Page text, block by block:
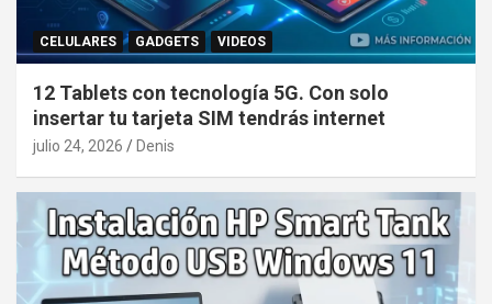
CELULARES GADGETS VIDEOS
12 Tablets con tecnología 5G. Con solo
insertar tu tarjeta SIM tendrás internet
julio 24, 2026 Denis